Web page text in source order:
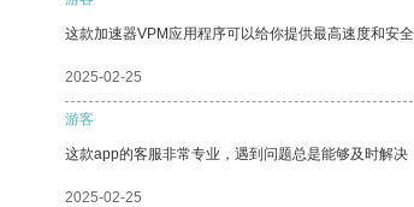
这款加速器VPM应用程序可以给你提供最高速度和安
2025-02-25
游客
这款app的客服非常专业，遇到问题总是能够及时解决
2025-02-25